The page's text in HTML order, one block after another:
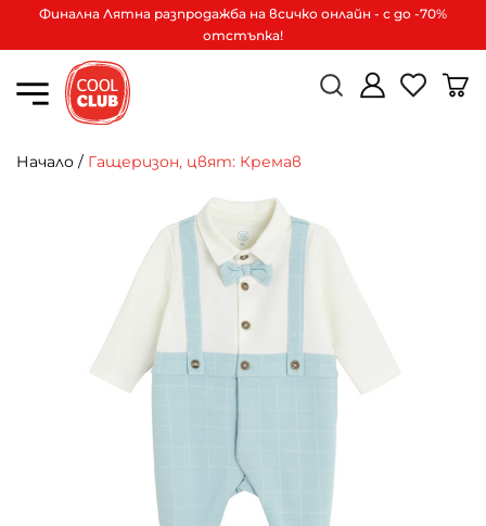
Финална Лятна разпродажба на всичко онлайн - с до -70%
отстъпка!
Начало / Гащеризон, цвят: Кремав